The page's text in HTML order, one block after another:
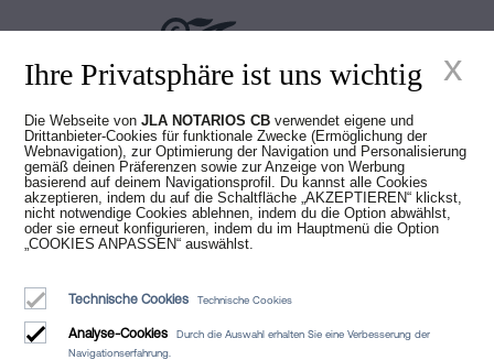
Juan Madridejos Velasco
Luis Alberto Álvarez Moreno
Notare von Barcelona und Online-Notare für ganz Spanien
Dienstleistungen
Wer wir sind
Rechtlicher Hinweis
Ihre Privatsphäre ist uns wichtig
Die Webseite vonJLA NOTARIOS CB verwendet eigene und
Drittanbieter-Cookies für funktionale Zwecke (Ermöglichung der
Webnavigation), zur Optimierung der Navigation und Personalisierung
gemäß deinen Präferenzen sowie zur Anzeige von Werbung
basierend auf deinem Navigationsprofil. Du kannst alle Cookies
akzeptieren, indem du auf die Schaltfläche „AKZEPTIEREN“ klickst,
nicht notwendige Cookies ablehnen, indem du die Option abwählst,
oder sie erneut konfigurieren, indem du im Hauptmenü die Option
„COOKIES ANPASSEN“ auswählst.
Technische Cookies Technische Cookies
Analyse-Cookies
Durch die Auswahl erhalten Sie eine Verbesserung der
Navigationserfahrung.
x